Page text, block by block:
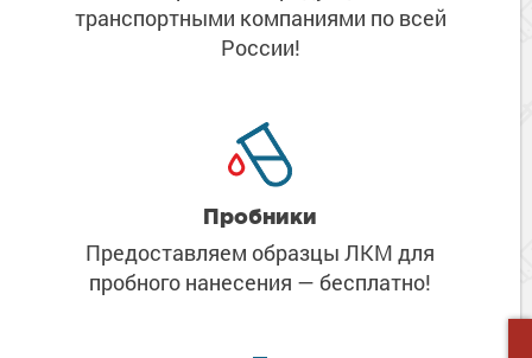
Сопутствующие товары
Морозостойкие краски для металла
Морозостойкие краски для фасада
транспортными компаниями по всей
России!
Пробники
Предоставляем образцы ЛКМ для
пробного нанесения — бесплатно!